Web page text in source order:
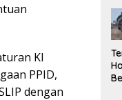
KI
PPID,
dengan